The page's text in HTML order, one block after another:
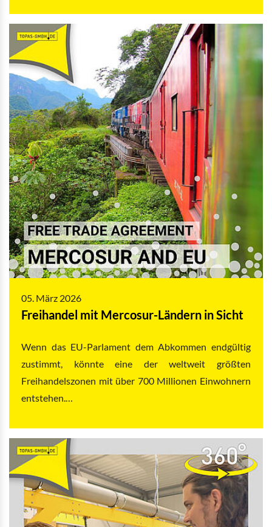
05. März 2026
Freihandel mit Mercosur-Ländern in Sicht
Wenn das EU-Parlament dem Abkommen endgültig
zustimmt, könnte eine der weltweit größten
Freihandelszonen mit über 700 Millionen Einwohnern
entstehen.…